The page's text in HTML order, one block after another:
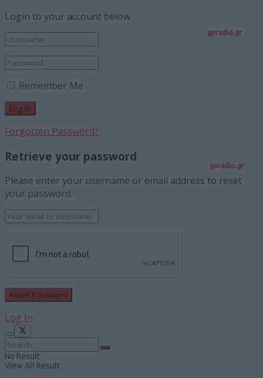
gpradio.gr
Login to your account below
Remember Me
Forgotten Password?
Retrieve your password
Please enter your username or email address to reset
your password.
Log In
No Result
View All Result
gpradio.gr